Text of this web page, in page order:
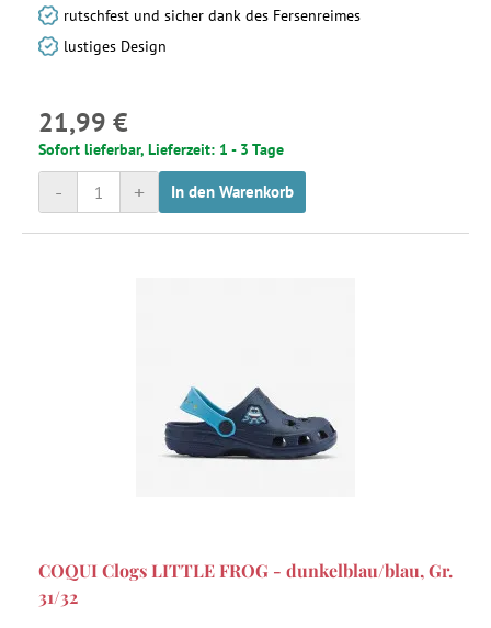
rutschfest und sicher dank des Fersenreimes
lustiges Design
21,99 €
Sofort lieferbar, Lieferzeit: 1 - 3 Tage
+
- In den Warenkorb
COQUI Clogs LITTLE FROG - dunkelblau/blau, Gr.
31/32